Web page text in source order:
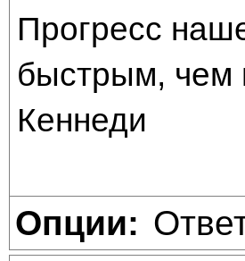
Прогресс
быстрым, чем
Кеннеди
Опции: